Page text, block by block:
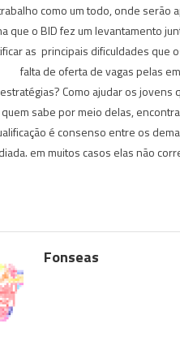
como um todo, onde serão
que o BID fez um levantamento
as principais dificuldades que
falta de oferta de vagas pelas
Como ajudar os
sabe por meio delas,
é consenso entre os
em muitos casos elas não
Fonseas